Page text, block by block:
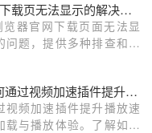
Chrome浏览器下载页无法显示的解决方法
器官网下载页面无法显
问题，提供多种排查和修
谷歌浏览器如何通过视频加速插件提升播放速度
视频加速插件提升播放速
载与播放体验。了解如何